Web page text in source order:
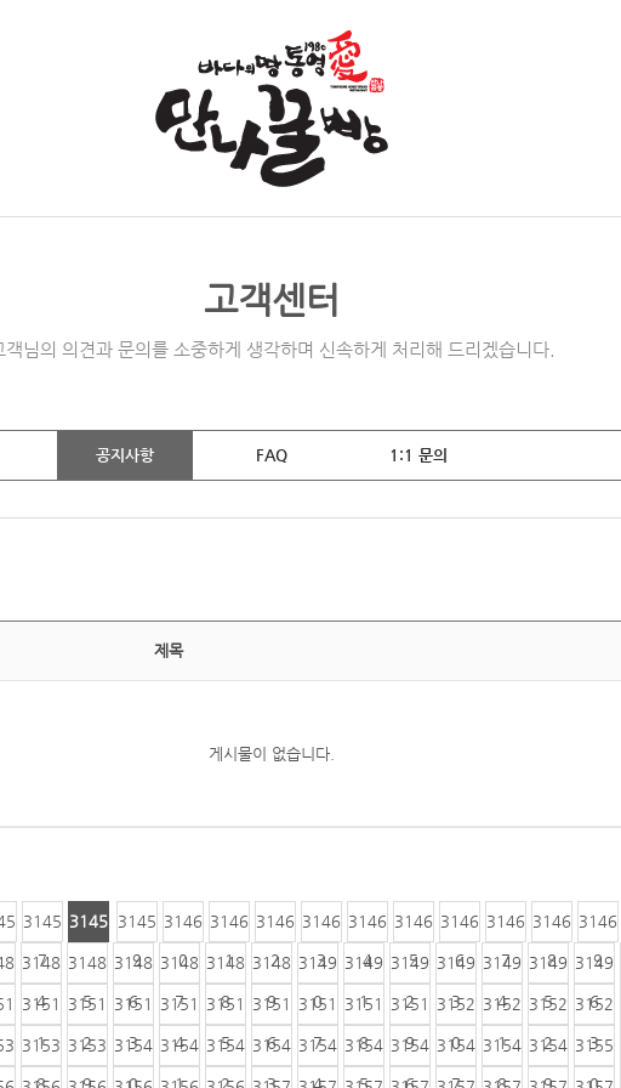
고객센터
객님의 의견과 문의를 소중하게 생각하며 신속하게 처리해 드리겠습니다.
공지사항 FAQ 1:1 문의
제목
게시물이 없습니다.
3145
7
3145
8
3145
9
3146
0
3146
1
3146
2
3146
3
3146
4
3146
5
3146
6
3146
7
3146
8
3146
9
3148
4
3148
5
3148
6
3148
7
3148
8
3148
9
3149
0
3149
1
3149
2
3149
3
3149
4
3149
5
3149
6
3151
1
3151
2
3151
3
3151
4
3151
5
3151
6
3151
7
3151
8
3151
9
3152
0
3152
1
3152
2
3152
3
3153
8
3153
9
3154
0
3154
1
3154
2
3154
3
3154
4
3154
5
3154
6
3154
7
3154
8
3154
9
3155
0